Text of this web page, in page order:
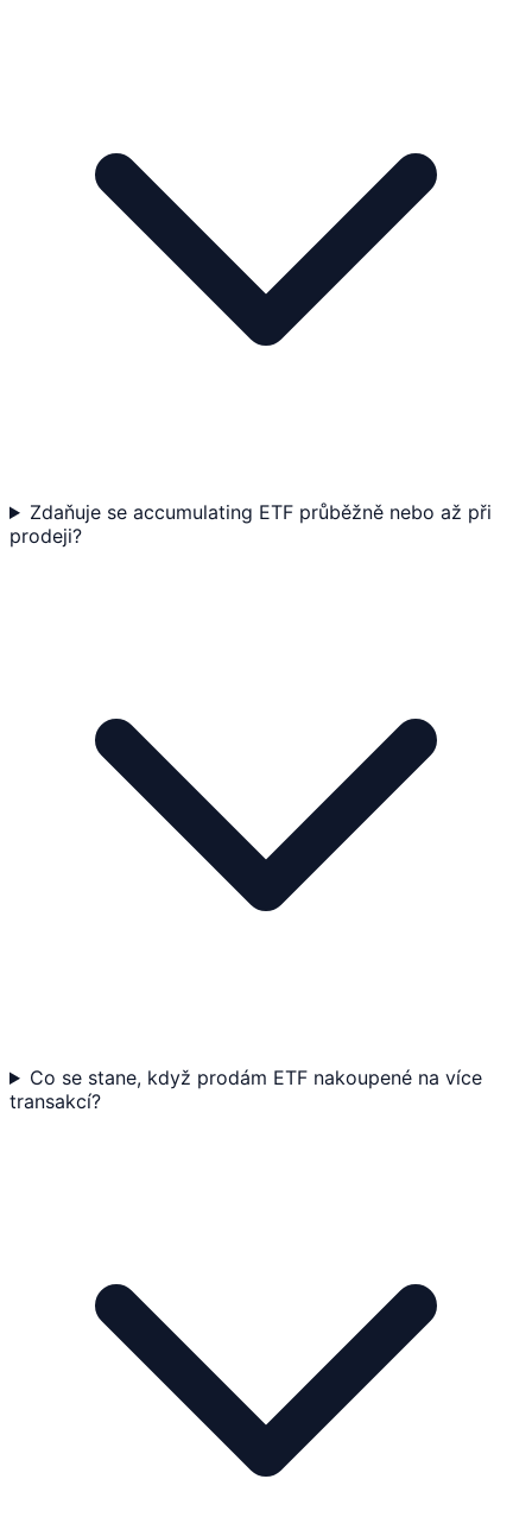
Zdaňuje se accumulating ETF průběžně nebo až při
prodeji?
Co se stane, když prodám ETF nakoupené na více
transakcí?